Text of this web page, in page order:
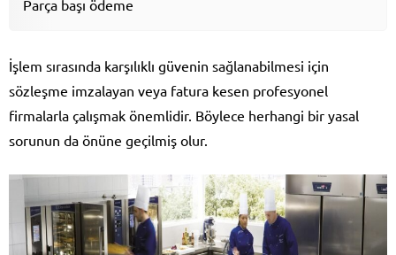
Parça başı ödeme
İşlem sırasında karşılıklı güvenin sağlanabilmesi için
sözleşme imzalayan veya fatura kesen profesyonel
firmalarla çalışmak önemlidir. Böylece herhangi bir yasal
sorunun da önüne geçilmiş olur.